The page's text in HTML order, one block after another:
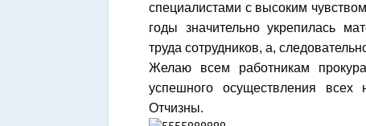
специалистами с высоким
годы значительно укрепилась
труда сотрудников, а,
Желаю всем работникам
успешного осуществления всех
Отчизны.